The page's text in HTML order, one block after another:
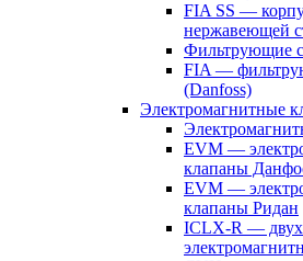
FIA SS —
нержавеющей
Фильтрующие
FIA —
(Danfoss)
Электромагнитные
EVM —
клапаны
EVM —
клапаны Ридан
ICLX-R —